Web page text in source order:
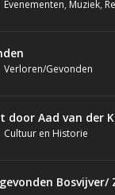
Evenementen, Muziek,
Verloren/Gevonden
door Aad van der
Cultuur en Historie
Bosvijver/